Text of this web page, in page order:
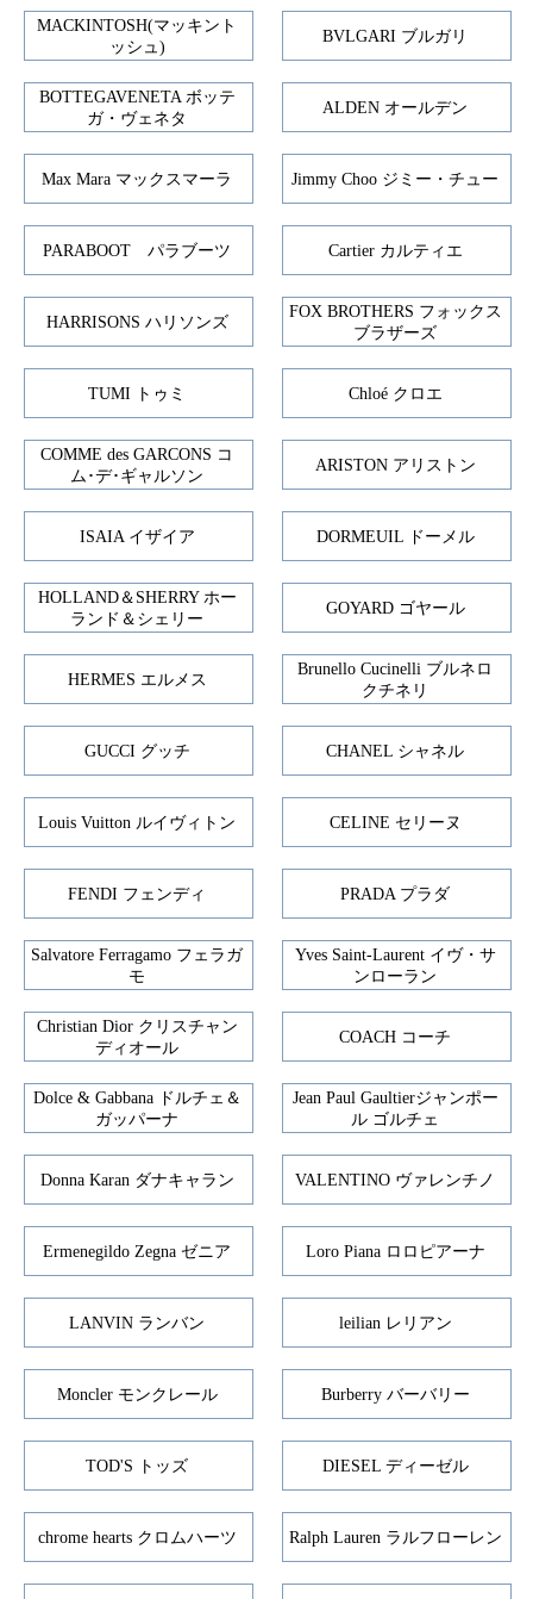
MACKINTOSH(マッキント
ッシュ)
BVLGARI ブルガリ
BOTTEGAVENETA ボッテ
ガ・ヴェネタ
ALDEN オールデン
Max Mara マックスマーラ Jimmy Choo ジミー・チュー
PARABOOT パラブーツ Cartier カルティエ
HARRISONS ハリソンズ
FOX BROTHERS フォックス
ブラザーズ
TUMI トゥミ Chloé クロエ
COMME des GARCONS コ
ム･デ･ギャルソン
ARISTON アリストン
ISAIA イザイア DORMEUIL ドーメル
HOLLAND＆SHERRY ホー
ランド＆シェリー
GOYARD ゴヤール
HERMES エルメス
Brunello Cucinelli ブルネロ
クチネリ
GUCCI グッチ CHANEL シャネル
Louis Vuitton ルイヴィトン CELINE セリーヌ
FENDI フェンディ PRADA プラダ
Salvatore Ferragamo フェラガ
モ
Yves Saint-Laurent イヴ・サ
ンローラン
Christian Dior クリスチャン
ディオール
COACH コーチ
Dolce & Gabbana ドルチェ＆
ガッパーナ
Jean Paul Gaultierジャンポー
ル ゴルチェ
Donna Karan ダナキャラン VALENTINO ヴァレンチノ
Ermenegildo Zegna ゼニア Loro Piana ロロピアーナ
LANVIN ランバン leilian レリアン
Moncler モンクレール Burberry バーバリー
TOD'S トッズ DIESEL ディーゼル
chrome hearts クロムハーツ Ralph Lauren ラルフローレン